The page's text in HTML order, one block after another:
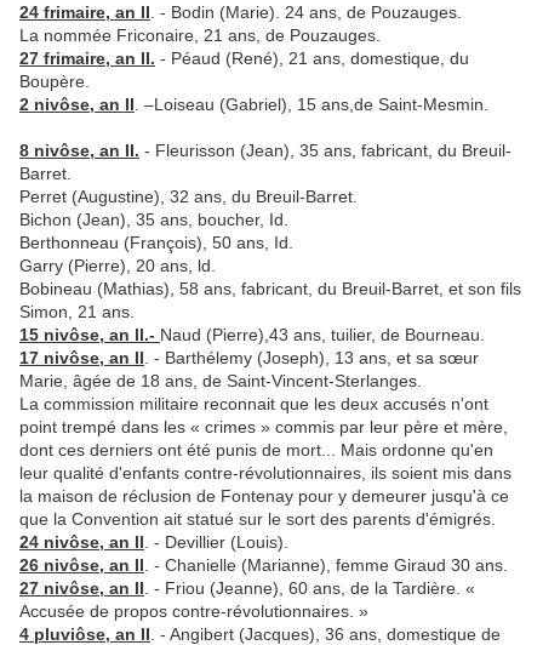
24 frimaire, an II . - Bodin (Marie). 24 ans, de Pouzauges.
La nommée Friconaire, 21 ans, de Pouzauges.
27 frimaire, an II. - Péaud (René), 21 ans, domestique, du
Boupère.
2 nivôse, an II . –Loiseau (Gabriel), 15 ans,de Saint-Mesmin.
8 nivôse, an II. - Fleurisson (Jean), 35 ans, fabricant, du Breuil-
Barret.
Perret (Augustine), 32 ans, du Breuil-Barret.
Bichon (Jean), 35 ans, boucher, Id.
Berthonneau (François), 50 ans, Id.
Garry (Pierre), 20 ans, ld.
Bobineau (Mathias), 58 ans, fabricant, du Breuil-Barret, et son fils
Simon, 21 ans.
15 nivôse, an ll.- Naud (Pierre),43 ans, tuilier, de Bourneau.
17 nivôse, an II . - Barthélemy (Joseph), 13 ans, et sa sœur
Marie, âgée de 18 ans, de Saint-Vincent-Sterlanges.
La commission militaire reconnait que les deux accusés n'ont
point trempé dans les « crimes » commis par leur père et mère,
dont ces derniers ont été punis de mort... Mais ordonne qu'en
leur qualité d'enfants contre-révolutionnaires, ils soient mis dans
la maison de réclusion de Fontenay pour y demeurer jusqu'à ce
que la Convention ait statué sur le sort des parents d'émigrés.
24 nivôse, an II . - Devillier (Louis).
26 nivôse, an II . - Chanielle (Marianne), femme Giraud 30 ans.
27 nivôse, an II . - Friou (Jeanne), 60 ans, de la Tardière. «
Accusée de propos contre-révolutionnaires. »
4 pluviôse, an II . - Angibert (Jacques), 36 ans, domestique de